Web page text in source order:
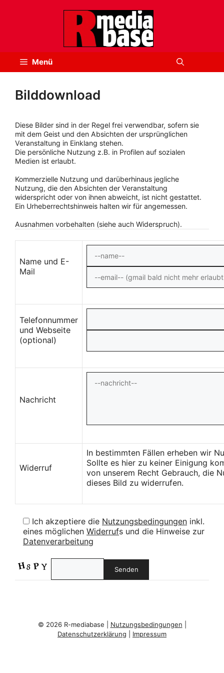
Menü
Bilddownload
Diese Bilder sind in der Regel frei verwendbar, sofern sie
mit dem Geist und den Absichten der ursprünglichen
Veranstaltung in Einklang stehen.
Die persönliche Nutzung z.B. in Profilen auf sozialen
Medien ist erlaubt.
Kommerzielle Nutzung und darüberhinaus jegliche
Nutzung, die den Absichten der Veranstaltung
widerspricht oder von ihnen abweicht, ist nicht gestattet.
Ein Urheberrechtshinweis halten wir für angemessen.
Ausnahmen vorbehalten (siehe auch Widerspruch).
Name und E-
Mail
Telefonnummer
und Webseite
(optional)
Nachricht
Widerruf
In bestimmten Fällen erheben wir
Sollte es hier zu keiner Einigung
von unserem Recht Gebrauch, die
dieses Bild zu widerrufen.
Ich akzeptiere die Nutzungsbedingungen inkl.
eines möglichen Widerrufs und die Hinweise zur
Datenverarbeitung
© 2026 R-mediabase | Nutzungsbedingungen
Datenschutzerklärung
Impressum